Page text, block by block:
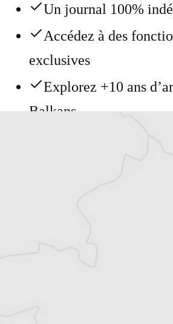
Un journal 100%
Accédez à des
exclusives
Explorez +10 ans
Balkans